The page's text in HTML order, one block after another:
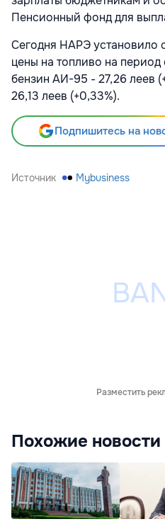
Пенсионный фонд для
Сегодня НАРЭ установило
цены на топливо на
бензин АИ-95 - 27,26 леев
26,13 леев (+0,33%).
Подпишитесь на
Источник Mybusiness
Разместить
Похожие новости